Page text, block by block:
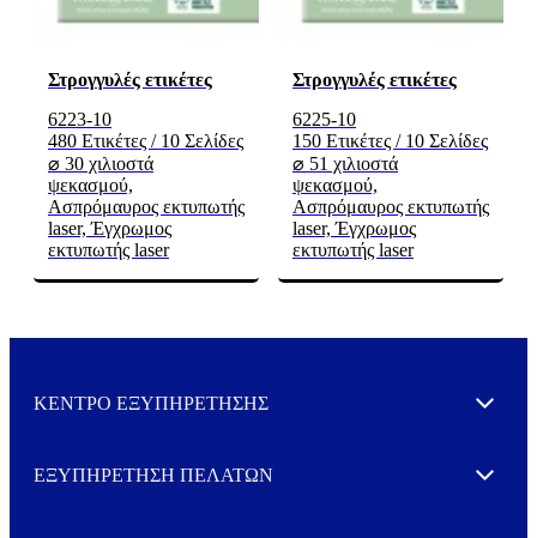
Στρογγυλές ετικέτες
6223-10
480 Ετικέτες / 10 Σελίδες
⌀ 30 χιλιοστά
ψεκασμού,
Ασπρόμαυρος εκτυπωτής
laser, Έγχρωμος
εκτυπωτής laser
Στρογγυλές ετικέτες
6225-10
150 Ετικέτες / 10 Σελίδες
⌀ 51 χιλιοστά
ψεκασμού,
Ασπρόμαυρος εκτυπωτής
laser, Έγχρωμος
εκτυπωτής laser
ΚΕΝΤΡΟ ΕΞΥΠΗΡΕΤΗΣΗΣ Expand
ΕΞΥΠΗΡΕΤΗΣΗ ΠΕΛΑΤΩΝ Expand